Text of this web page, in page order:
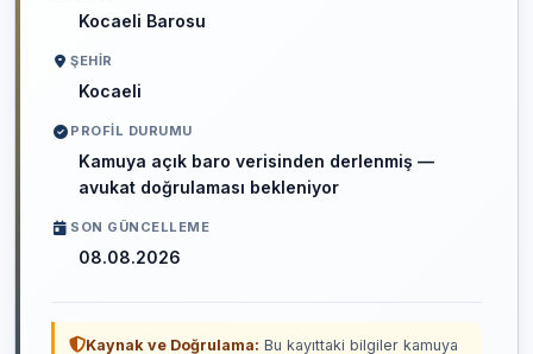
Kocaeli Barosu
ŞEHIR
Kocaeli
PROFIL DURUMU
Kamuya açık baro verisinden derlenmiş —
avukat doğrulaması bekleniyor
SON GÜNCELLEME
08.08.2026
Kaynak ve Doğrulama: Bu kayıttaki bilgiler kamuya